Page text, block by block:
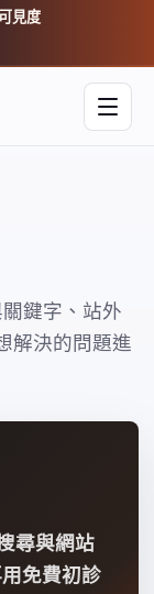
見度
開啟
鍵字、站外
解決的問題進
尋與網站
免費初診